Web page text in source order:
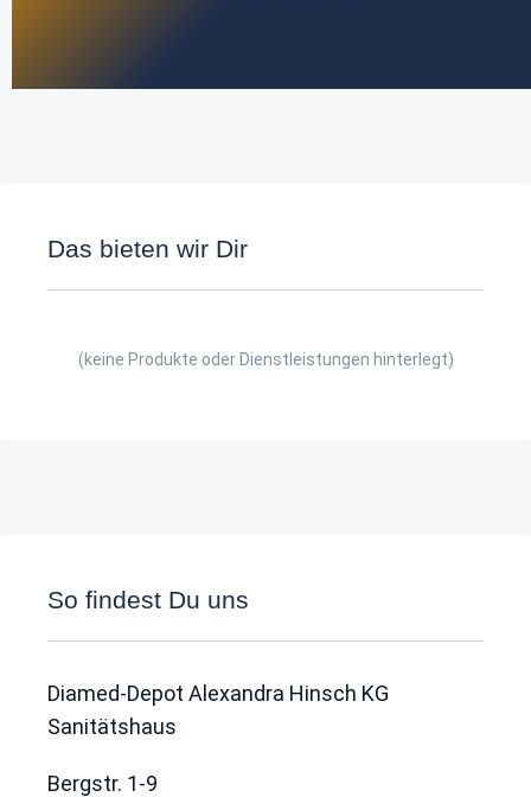
Das bieten wir Dir
(keine Produkte oder Dienstleistungen hinterlegt)
So findest Du uns
Diamed-Depot Alexandra Hinsch KG
Sanitätshaus
Bergstr. 1-9